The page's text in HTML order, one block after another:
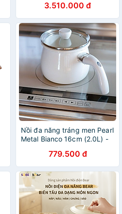
cao su Paw Patrol
3.510.000 đ
Nồi đa năng tráng men Pearl
Metal Bianco 16cm (2.0L) -
779.500 đ